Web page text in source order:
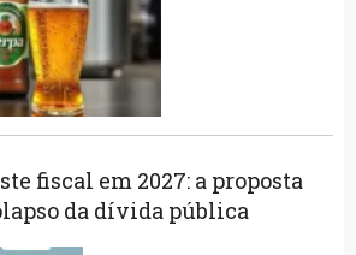
fiscal em 2027: a proposta
da dívida pública